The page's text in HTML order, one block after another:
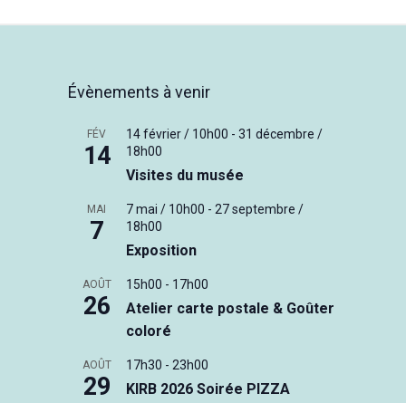
Évènements à venir
FÉV
14
14 février / 10h00 - 31 décembre /
18h00
Visites du musée
MAI
7
7 mai / 10h00 - 27 septembre /
18h00
Exposition
AOÛT
26
15h00 - 17h00
Atelier carte postale & Goûter
coloré
AOÛT
29
17h30 - 23h00
KIRB 2026 Soirée PIZZA